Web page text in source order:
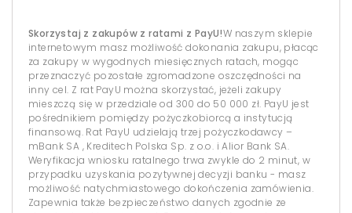
Skorzystaj z zakupów z ratami z PayU!W naszym sklepie
internetowym masz możliwość dokonania zakupu, płacąc
za zakupy w wygodnych miesięcznych ratach, mogąc
przeznaczyć pozostałe zgromadzone oszczędności na
inny cel. Z rat PayU można skorzystać, jeżeli zakupy
mieszczą się w przedziale od 300 do 50 000 zł. PayU jest
pośrednikiem pomiędzy pożyczkobiorcą a instytucją
finansową. Rat PayU udzielają trzej pożyczkodawcy –
mBank SA , Kreditech Polska Sp. z o.o. i Alior Bank SA.
Weryfikacja wniosku ratalnego trwa zwykle do 2 minut, w
przypadku uzyskania pozytywnej decyzji banku - masz
możliwość natychmiastowego dokończenia zamówienia.
Zapewnia także bezpieczeństwo danych zgodnie ze